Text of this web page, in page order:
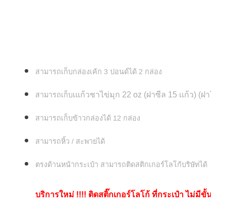
สามารถเก็บกล่องเค้ก 3 ปอนด์ได้ 2 กล่อง
สามารถเก็บเแก้วชาไข่มุก 22 oz (ฝาซีล 15 เเก้ว) (ฝาโด
สามารถเก็บข้าวกล่องได้ 12 กล่อง
สามารถหิ้ว / สะพายได้
ตรงด้านหน้ากระเป๋า สามารถติดสติกเกอร์โลโก้บริษัทได้
บริการใหม่ !!!! ติดสติ๊กเกอร์โลโก้ ที่กระเป๋า ไม่มีขั้นต่ำ